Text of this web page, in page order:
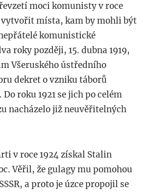
moci komunisty v roce
vytvořit místa, kam by mohli být
komunistické
roky později, 15. dubna 1919,
Všeruského ústředního
dekret o vzniku táborů
roku 1921 se jich po celém
nacházelo již neuvěřitelných
v roce 1924 získal Stalin
Věřil, že gulagy mu pomohou
a proto je úzce propojil se